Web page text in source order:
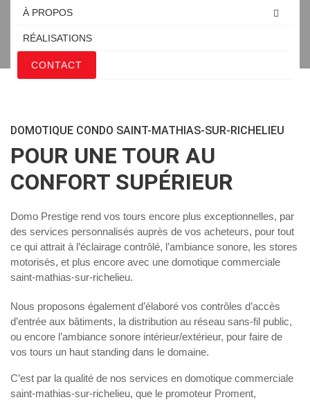
À PROPOS
RÉALISATIONS
CONTACT
DOMOTIQUE CONDO SAINT-
MATHIAS-SUR-RICHELIEU
DOMOTIQUE CONDO SAINT-MATHIAS-SUR-RICHELIEU
POUR UNE TOUR AU
CONFORT SUPÉRIEUR
Domo Prestige rend vos tours encore plus exceptionnelles, par
des services personnalisés auprès de vos acheteurs, pour tout
ce qui attrait à l’éclairage contrôlé, l’ambiance sonore, les stores
motorisés, et plus encore avec une domotique commerciale
saint-mathias-sur-richelieu.
Nous proposons également d’élaboré vos contrôles d’accès
d’entrée aux bâtiments, la distribution au réseau sans-fil public,
ou encore l’ambiance sonore intérieur/extérieur, pour faire de
vos tours un haut standing dans le domaine.
C’est par la qualité de nos services en domotique commerciale
saint-mathias-sur-richelieu, que le promoteur Proment,